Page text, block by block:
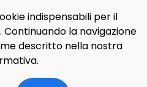
indispensabili per il
la navigazione
descritto nella nostra